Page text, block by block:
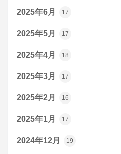
2025年6月 17
2025年5月 17
2025年4月 18
2025年3月 17
2025年2月 16
2025年1月 17
2024年12月 19